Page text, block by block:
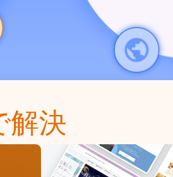
解決